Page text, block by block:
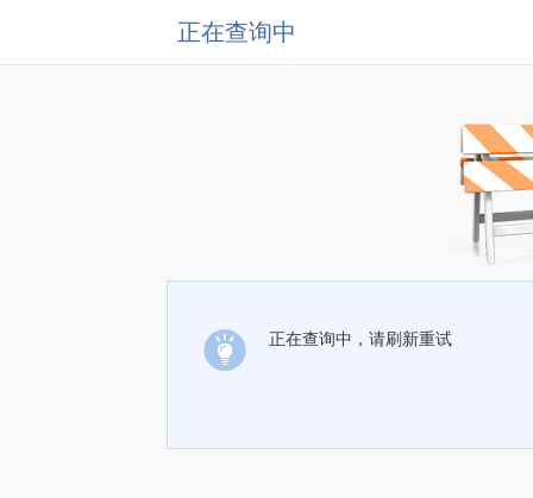
正在查询中
正在查询中，请刷新重试